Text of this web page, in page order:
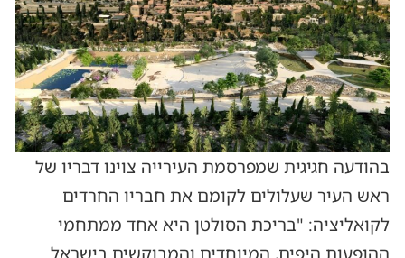
בהודעה חגיגית שמפרסמת העירייה צוינו דבריו של
ראש העיר שעלולים לקומם את חבריו החרדים
לקואליציה: "בריכת הסולטן היא אחד ממתחמי
ההופעות היפים, המיוחדים והמבוקשים בישראל